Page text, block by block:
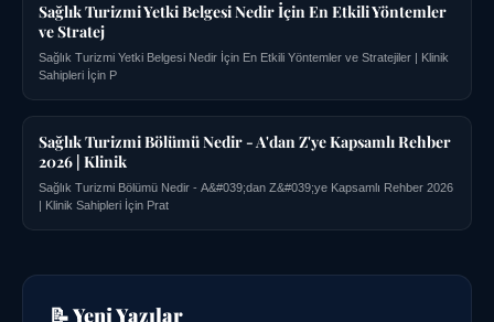
Sağlık Turizmi Yetki Belgesi Nedir İçin En Etkili Yöntemler
ve Stratej
Sağlık Turizmi Yetki Belgesi Nedir İçin En Etkili Yöntemler ve Stratejiler | Klinik
Sahipleri İçin P
Sağlık Turizmi Bölümü Nedir - A'dan Z'ye Kapsamlı Rehber
2026 | Klinik
Sağlık Turizmi Bölümü Nedir - A&#039;dan Z&#039;ye Kapsamlı Rehber 2026
| Klinik Sahipleri İçin Prat
📝 Yeni Yazılar